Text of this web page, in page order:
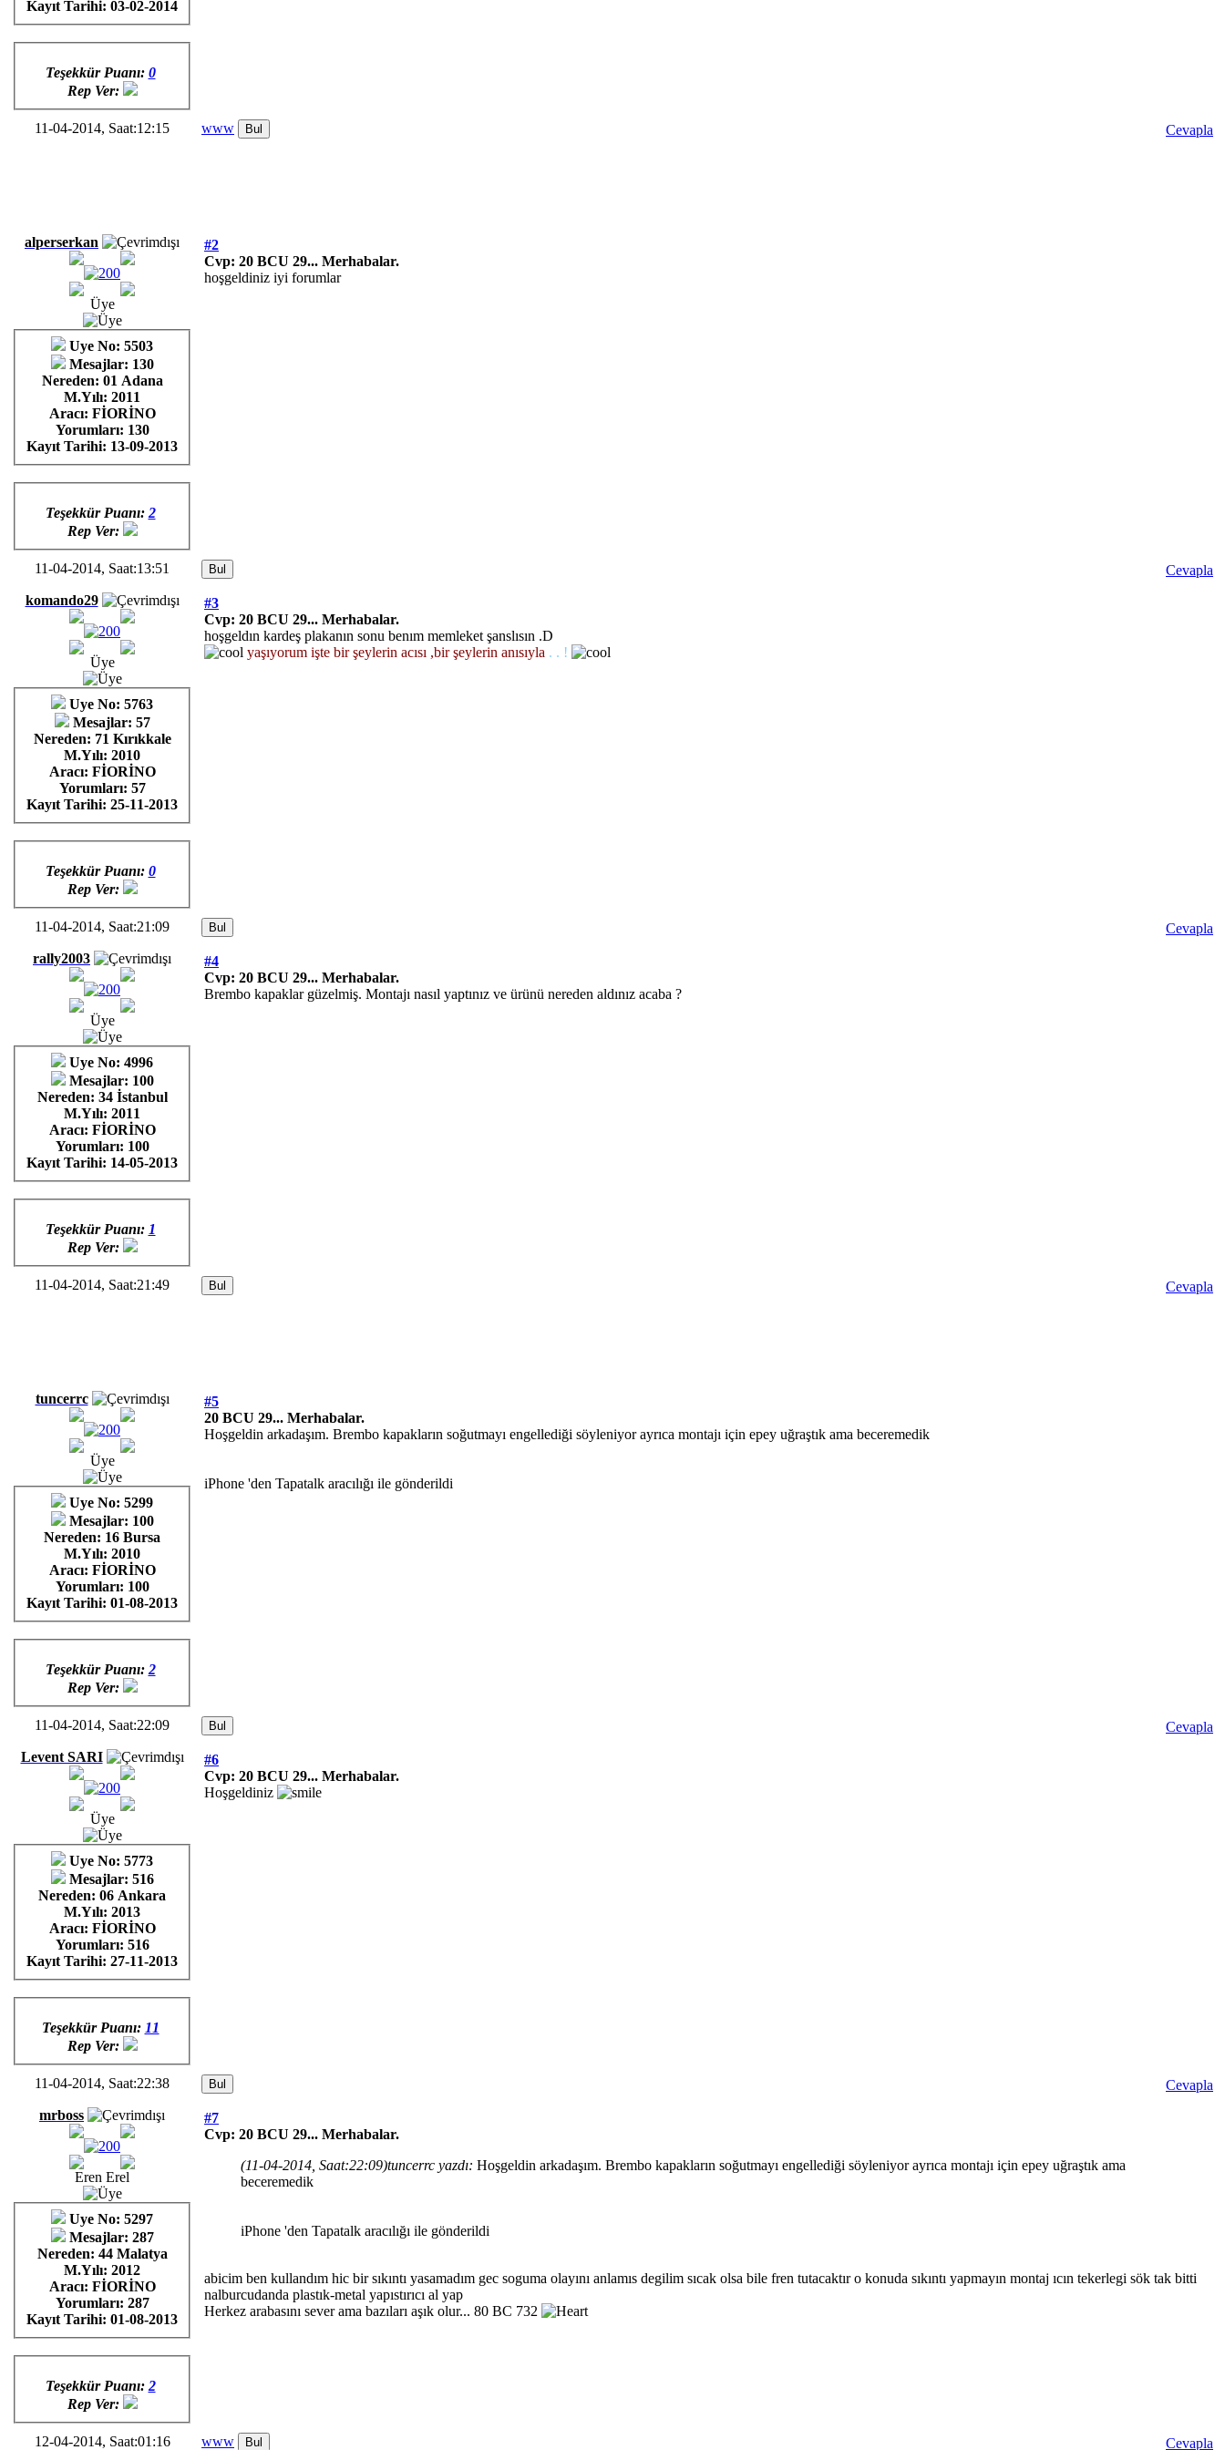
Kayıt Tarihi: 03-02-2014
Teşekkür Puanı: 0
Rep Ver:
11-04-2014, Saat:12:15 www Cevapla
alperserkan
Üye
Uye No: 5503
Mesajlar: 130
Nereden: 01 Adana
M.Yılı: 2011
Aracı: FİORİNO
Yorumları: 130
Kayıt Tarihi: 13-09-2013
Teşekkür Puanı: 2
Rep Ver:
#2
Cvp: 20 BCU 29... Merhabalar.
hoşgeldiniz iyi forumlar
11-04-2014, Saat:13:51
Cevapla
komando29
Üye
Uye No: 5763
Mesajlar: 57
Nereden: 71 Kırıkkale
M.Yılı: 2010
Aracı: FİORİNO
Yorumları: 57
Kayıt Tarihi: 25-11-2013
Teşekkür Puanı: 0
Rep Ver:
#3
Cvp: 20 BCU 29... Merhabalar.
hoşgeldın kardeş plakanın sonu benım memleket şanslısın .D
yaşıyorum işte bir şeylerin acısı ,bir şeylerin anısıyla . . !
11-04-2014, Saat:21:09
Cevapla
rally2003
Üye
Uye No: 4996
Mesajlar: 100
Nereden: 34 İstanbul
M.Yılı: 2011
Aracı: FİORİNO
Yorumları: 100
Kayıt Tarihi: 14-05-2013
Teşekkür Puanı: 1
Rep Ver:
#4
Cvp: 20 BCU 29... Merhabalar.
Brembo kapaklar güzelmiş. Montajı nasıl yaptınız ve ürünü nereden aldınız acaba ?
11-04-2014, Saat:21:49 Cevapla
tuncerrc
Üye
Uye No: 5299
Mesajlar: 100
Nereden: 16 Bursa
M.Yılı: 2010
Aracı: FİORİNO
Yorumları: 100
Kayıt Tarihi: 01-08-2013
Teşekkür Puanı: 2
Rep Ver:
#5
20 BCU 29... Merhabalar.
Hoşgeldin arkadaşım. Brembo kapakların soğutmayı engellediği söyleniyor ayrıca montajı için epey uğraştık ama beceremedik
iPhone 'den Tapatalk aracılığı ile gönderildi
11-04-2014, Saat:22:09
Cevapla
Levent SARI
Üye
Uye No: 5773
Mesajlar: 516
Nereden: 06 Ankara
M.Yılı: 2013
Aracı: FİORİNO
Yorumları: 516
Kayıt Tarihi: 27-11-2013
Teşekkür Puanı: 11
Rep Ver:
#6
Cvp: 20 BCU 29... Merhabalar.
Hoşgeldiniz
11-04-2014, Saat:22:38
Cevapla
mrboss
Eren Erel
Uye No: 5297
Mesajlar: 287
Nereden: 44 Malatya
M.Yılı: 2012
Aracı: FİORİNO
Yorumları: 287
Kayıt Tarihi: 01-08-2013
Teşekkür Puanı: 2
Rep Ver:
#7
Cvp: 20 BCU 29... Merhabalar.
(11-04-2014, Saat:22:09)tuncerrc yazdı: Hoşgeldin arkadaşım. Brembo kapakların soğutmayı engellediği söyleniyor ayrıca montajı için epey uğraştık ama
beceremedik
iPhone 'den Tapatalk aracılığı ile gönderildi
abicim ben kullandım hic bir sıkıntı yasamadım gec soguma olayını anlamıs degilim sıcak olsa bile fren tutacaktır o konuda sıkıntı yapmayın montaj ıcın tekerlegi sök tak bitti
nalburcudanda plastık-metal yapıstırıcı al yap
Herkez arabasını sever ama bazıları aşık olur... 80 BC 732
12-04-2014, Saat:01:16 www Cevapla